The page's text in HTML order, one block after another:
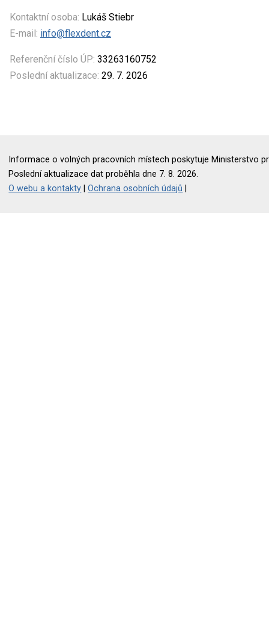
Kontaktní osoba: Lukáš Stiebr
E-mail: info@flexdent.cz
Referenční číslo ÚP: 33263160752
Poslední aktualizace: 29. 7. 2026
Informace o volných pracovních místech poskytuje Ministerstvo
Poslední aktualizace dat proběhla dne 7. 8. 2026.
O webu a kontakty |Ochrana osobních údajů